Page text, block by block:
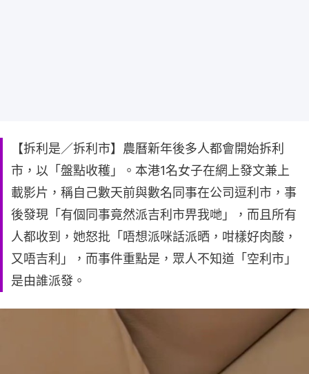
【拆利是／拆利市】農曆新年後多人都會開始拆利
市，以「盤點收穫」。本港1名女子在網上發文兼上
載影片，稱自己數天前與數名同事在公司逗利市，事
後發現「有個同事竟然派吉利市畀我哋」，而且所有
人都收到，她怒批「唔想派咪話派晒，咁樣好肉酸，
又唔吉利」，而事件重點是，眾人不知道「空利市」
是由誰派發。